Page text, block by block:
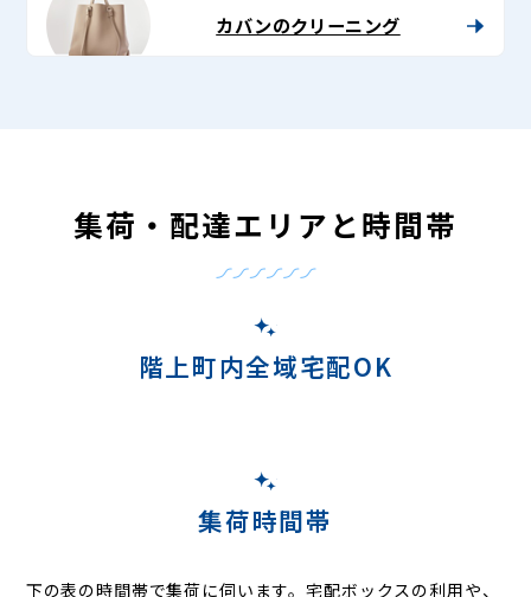
カバンのクリーニング
集荷・配達エリアと時間帯
階上町内全域宅配OK
集荷時間帯
下の表の時間帯で集荷に伺います。宅配ボックスの利用や、